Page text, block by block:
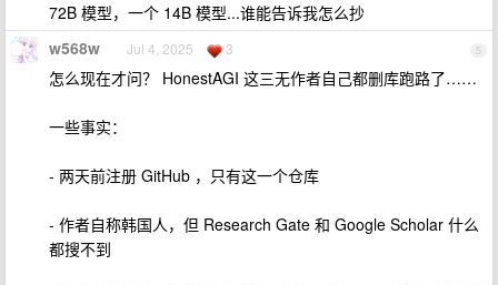
72B 模型，一个 14B 模型...谁能告诉我怎么抄
5
w568w Jul 4, 2025 3
怎么现在才问？ HonestAGI 这三无作者自己都删库跑路了……
一些事实：
- 两天前注册 GitHub ，只有这一个仓库
- 作者自称韩国人，但 Research Gate 和 Google Scholar 什么
都搜不到